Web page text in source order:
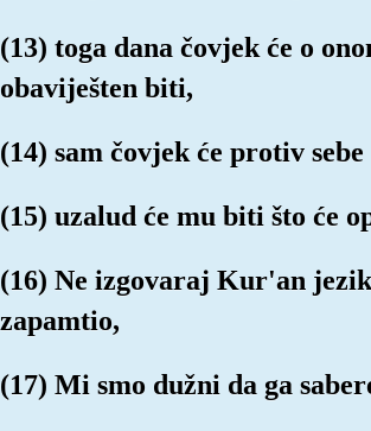
(13) toga dana čovjek će o
obaviješten biti,
(14) sam čovjek će protiv
(15) uzalud će mu biti što će
(16) Ne izgovaraj Kur'an
zapamtio,
(17) Mi smo dužni da ga